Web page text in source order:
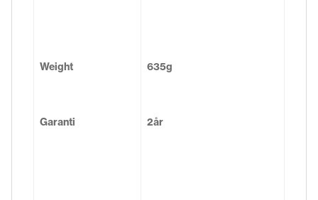
Weight
Garanti
635g
2år